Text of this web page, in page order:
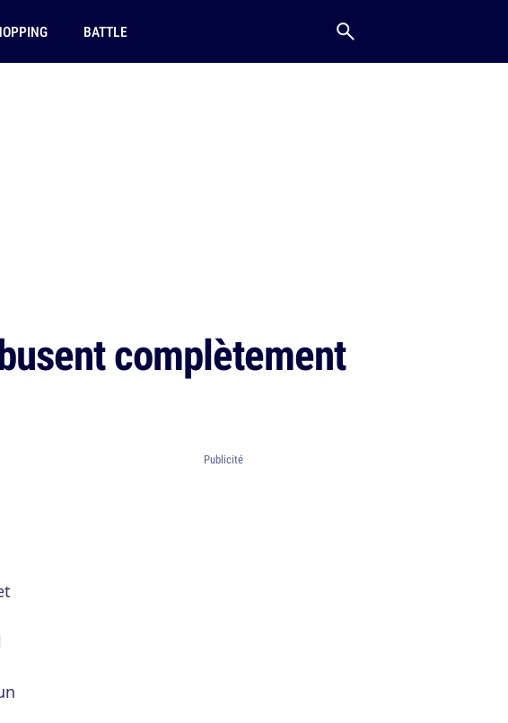
BATTLE
complètement